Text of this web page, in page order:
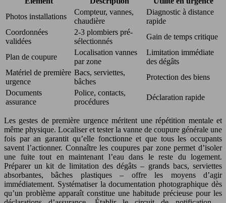
Photos installations
Compteur, vannes,
chaudière
Diagnostic à distance
rapide
Coordonnées
validées
2-3 plombiers pré-
sélectionnés
Gain de temps critique
Plan de coupure
Localisation vannes
par zone
Limitation immédiate
des dégâts
Matériel de première
urgence
Bacs, serviettes,
bâches
Protection des biens
Documents
assurance
Police, contacts,
procédures
Déclaration rapide
Les gestes de première urgence méritent une répétition mentale et
même physique. Localiser et tester la vanne de coupure générale une
fois par an garantit qu’elle fonctionne et que tous les occupants
savent l’actionner. Connaître les coupures par zone permet d’isoler
une fuite tout en maintenant l’eau dans le reste du logement.
Préparer un kit de limitation des dégâts – grands bacs, serviettes
absorbantes, bâches plastiques – offre les moyens d’agir
immédiatement. Systématiser la documentation photographique dès
qu’un problème apparaît constitue une habitude précieuse pour les